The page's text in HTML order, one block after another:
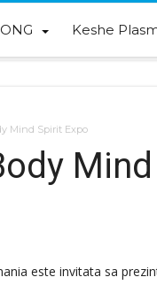
ONG Keshe
Mind Spirit Expo
este invitata sa